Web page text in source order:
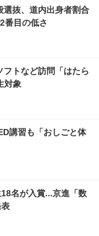
選抜、道内出身者割合
番目の低さ
フトなど訪問「はたら
対象
講習も「おしごと体
名が入賞...京進「数